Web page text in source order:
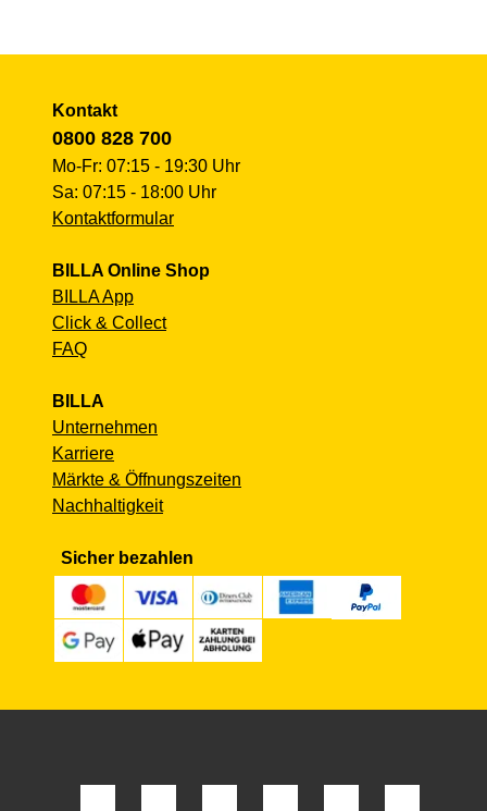
Kontakt
0800 828 700
Mo-Fr: 07:15 - 19:30 Uhr
Sa: 07:15 - 18:00 Uhr
Kontaktformular
BILLA Online Shop
BILLA App
Click & Collect
FAQ
BILLA
Unternehmen
Karriere
Märkte & Öffnungszeiten
Nachhaltigkeit
Sicher bezahlen